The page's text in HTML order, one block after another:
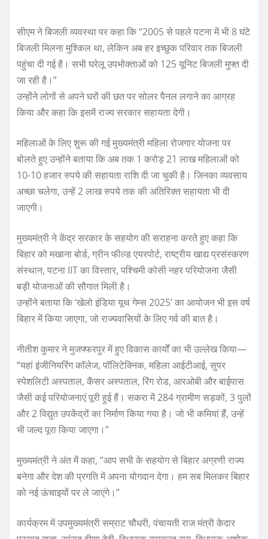
सीएम ने बिजली व्यवस्था पर कहा कि “2005 से पहले पटना में भी 8 घंटे
बिजली मिलना मुश्किल था, लेकिन अब हर इच्छुक परिवार तक बिजली
पहुंचा दी गई है। सभी घरेलू उपभोक्ताओं को 125 यूनिट बिजली मुफ्त दी
जा रही है।”
उन्होंने लोगों से अपने घरों की छत पर सोलर पैनल लगाने का आग्रह
किया और कहा कि इसमें राज्य सरकार सहायता देगी।
महिलाओं के लिए शुरू की गई मुख्यमंत्री महिला रोजगार योजना पर
बोलते हुए उन्होंने बताया कि अब तक 1 करोड़ 21 लाख महिलाओं को
10-10 हजार रुपये की सहायता राशि दी जा चुकी है। जिनका व्यवसाय
अच्छा चलेगा, उन्हें 2 लाख रुपये तक की अतिरिक्त सहायता भी दी
जाएगी।
मुख्यमंत्री ने केंद्र सरकार के सहयोग की सराहना करते हुए कहा कि
बिहार को मखाना बोर्ड, ग्रीन फील्ड एयरपोर्ट, राष्ट्रीय खाद्य प्रसंस्करण
संस्थान, पटना IIT का विस्तार, पश्चिमी कोसी नहर परियोजना जैसी
बड़ी योजनाओं की सौगात मिली है।
उन्होंने बताया कि ‘खेलो इंडिया यूथ गेम्स 2025’ का आयोजन भी इस वर्ष
बिहार में किया जाएगा, जो राज्यवासियों के लिए गर्व की बात है।
नीतीश कुमार ने मुजफ्फरपुर में हुए विकास कार्यों का भी उल्लेख किया—
“यहां इंजीनियरिंग कॉलेज, पॉलिटेक्निक, महिला आईटीआई, सुपर
स्पेशलिटी अस्पताल, कैंसर अस्पताल, रिंग रोड, आरओबी और बाईपास
जैसी कई परियोजनाएं पूरी हुई हैं। सकरा में 284 ग्रामीण सड़कों, 3 पुलों
और 2 विद्युत उपकेंद्रों का निर्माण किया गया है। जो भी कमियां हैं, उन्हें
भी जल्द पूरा किया जाएगा।”
मुख्यमंत्री ने अंत में कहा, “आप सभी के सहयोग से बिहार अग्रणी राज्य
बनेगा और देश की प्रगति में अपना योगदान देगा। हम सब मिलकर बिहार
को नई ऊंचाइयों पर ले जाएंगे।”
कार्यक्रम में उपमुख्यमंत्री सम्राट चौधरी, पंचायती राज मंत्री केदार